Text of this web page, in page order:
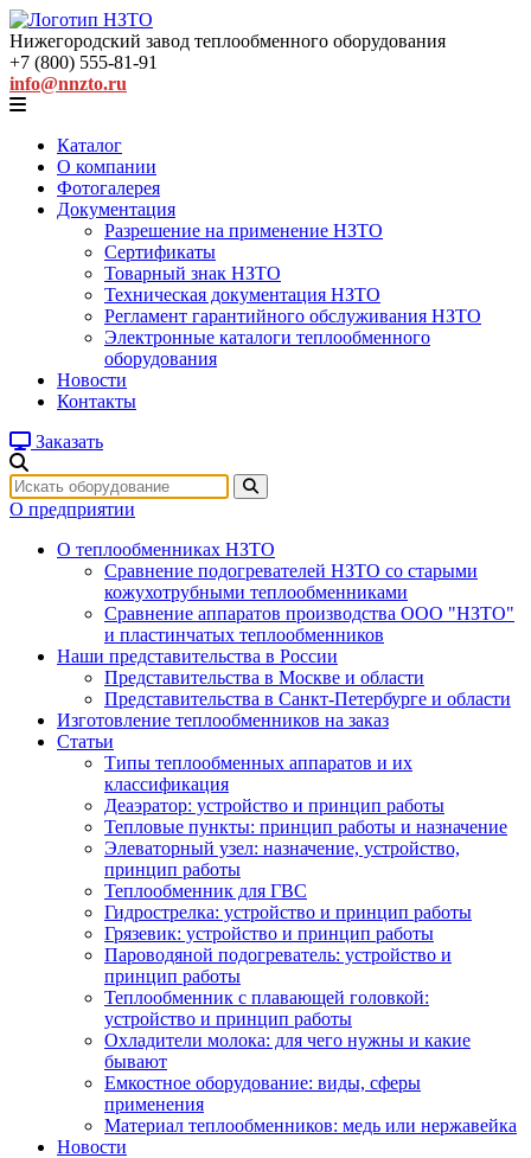
Нижегородский завод теплообменного оборудования
+7 (800) 555-81-91
info@nnzto.ru
Каталог
О компании
Фотогалерея
Документация
Разрешение на применение НЗТО
Сертификаты
Товарный знак НЗТО
Техническая документация НЗТО
Регламент гарантийного обслуживания НЗТО
Электронные каталоги теплообменного
оборудования
Новости
Контакты
Заказать
О предприятии
О теплообменниках НЗТО
Сравнение подогревателей НЗТО со старыми
кожухотрубными теплообменниками
Сравнение аппаратов производства ООО "НЗТО"
и пластинчатых теплообменников
Наши представительства в России
Представительства в Москве и области
Представительства в Санкт-Петербурге и области
Изготовление теплообменников на заказ
Статьи
Типы теплообменных аппаратов и их
классификация
Деаэратор: устройство и принцип работы
Тепловые пункты: принцип работы и назначение
Элеваторный узел: назначение, устройство,
принцип работы
Теплообменник для ГВС
Гидрострелка: устройство и принцип работы
Грязевик: устройство и принцип работы
Пароводяной подогреватель: устройство и
принцип работы
Теплообменник с плавающей головкой:
устройство и принцип работы
Охладители молока: для чего нужны и какие
бывают
Емкостное оборудование: виды, сферы
применения
Материал теплообменников: медь или нержавейка
Новости